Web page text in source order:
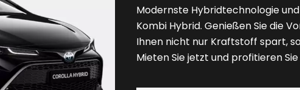
Modernste Hybridtechnologie
Kombi Hybrid. Genießen Sie die
Ihnen nicht nur Kraftstoff spart,
Mieten Sie jetzt und profitieren